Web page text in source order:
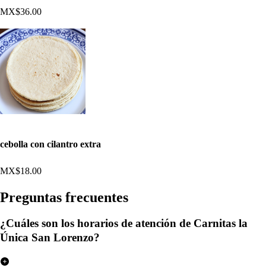
MX$36.00
cebolla con cilantro extra
MX$18.00
Preguntas frecuentes
¿Cuáles son los horarios de atención de Carnitas la
Única San Lorenzo?